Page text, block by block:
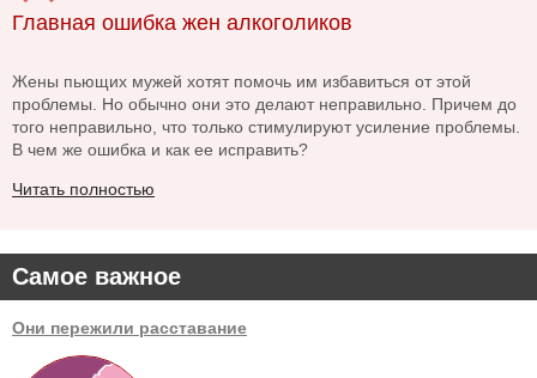
Самое важное
Они пережили расставание
Главная ошибка жен алкоголиков
Жены пьющих мужей хотят помочь им избавиться от этой
проблемы. Но обычно они это делают неправильно. Причем до
того неправильно, что только стимулируют усиление проблемы.
В чем же ошибка и как ее исправить?
Читать полностью